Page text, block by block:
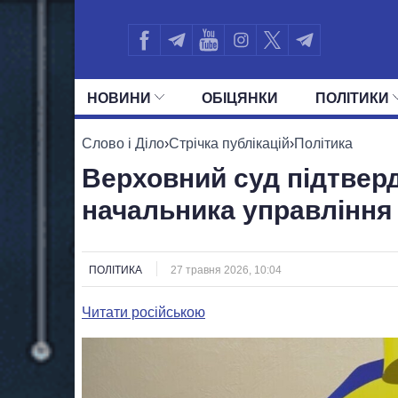
НОВИНИ ОБIЦЯНКИ ПОЛIТИКИ
УСІ ПОЛІТИКИ ПРЕЗИДЕНТ І ОФІС
Слово і Діло›Стрічка публікацій›Політика
Верховний суд
начальника
ПОЛІТИКА 27 травня 2026, 10:04
Читати російською